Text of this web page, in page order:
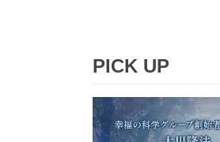
PICK UP